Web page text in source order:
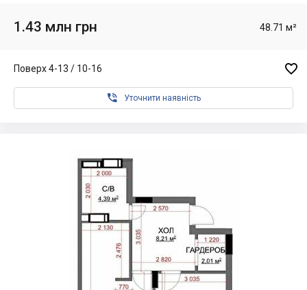
1.43 млн грн 48.71 м²
Поверх 4-13 / 10-16 
 Уточнити наявність